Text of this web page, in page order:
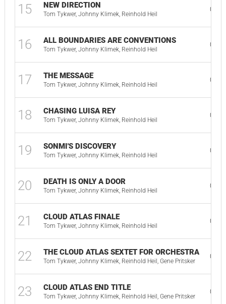
15 NEW DIRECTION
Tom Tykwer, Johnny Klimek, Reinhold Heil
16 ALL BOUNDARIES ARE CONVENTIONS
Tom Tykwer, Johnny Klimek, Reinhold Heil
17 THE MESSAGE
Tom Tykwer, Johnny Klimek, Reinhold Heil
18 CHASING LUISA REY
Tom Tykwer, Johnny Klimek, Reinhold Heil
19 SONMI'S DISCOVERY
Tom Tykwer, Johnny Klimek, Reinhold Heil
20 DEATH IS ONLY A DOOR
Tom Tykwer, Johnny Klimek, Reinhold Heil
21 CLOUD ATLAS FINALE
Tom Tykwer, Johnny Klimek, Reinhold Heil
22 THE CLOUD ATLAS SEXTET FOR ORCHESTRA
Tom Tykwer, Johnny Klimek, Reinhold Heil, Gene Pritsker
23 CLOUD ATLAS END TITLE
Tom Tykwer, Johnny Klimek, Reinhold Heil, Gene Pritsker